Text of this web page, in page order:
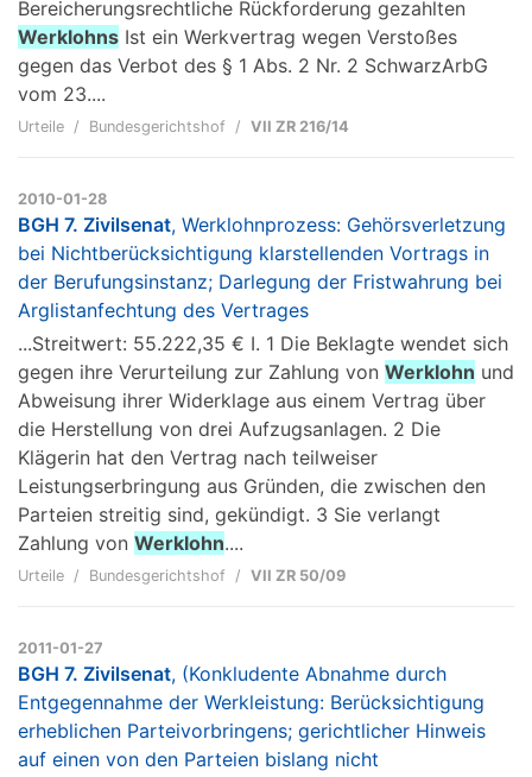
Bereicherungsrechtliche Rückforderung gezahlten
Werklohns Ist ein Werkvertrag wegen Verstoßes
gegen das Verbot des § 1 Abs. 2 Nr. 2 SchwarzArbG
vom 23....
Urteile Bundesgerichtshof VII ZR 216/14
2010-01-28
BGH 7. Zivilsenat, Werklohnprozess: Gehörsverletzung
bei Nichtberücksichtigung klarstellenden Vortrags in
der Berufungsinstanz; Darlegung der Fristwahrung bei
Arglistanfechtung des Vertrages
...Streitwert: 55.222,35 € I. 1 Die Beklagte wendet sich
gegen ihre Verurteilung zur Zahlung von Werklohn und
Abweisung ihrer Widerklage aus einem Vertrag über
die Herstellung von drei Aufzugsanlagen. 2 Die
Klägerin hat den Vertrag nach teilweiser
Leistungserbringung aus Gründen, die zwischen den
Parteien streitig sind, gekündigt. 3 Sie verlangt
Zahlung von Werklohn....
Urteile Bundesgerichtshof VII ZR 50/09
2011-01-27
BGH 7. Zivilsenat, (Konkludente Abnahme durch
Entgegennahme der Werkleistung: Berücksichtigung
erheblichen Parteivorbringens; gerichtlicher Hinweis
auf einen von den Parteien bislang nicht